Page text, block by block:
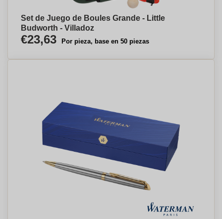
Set de Juego de Boules Grande - Little
Budworth - Villadoz
€23,63 Por pieza, base en 50 piezas